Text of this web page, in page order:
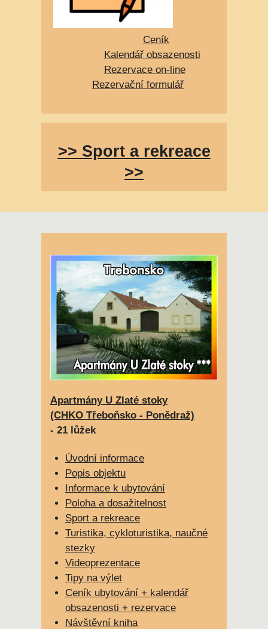
Ceník
Kalendář obsazenosti
Rezervace on-line
Rezervační formulář
>> Sport a rekreace
>>
Apartmány U Zlaté stoky
(CHKO Třeboňsko - Ponědraž)
- 21 lůžek
Úvodní informace
Popis objektu
Informace k ubytování
Poloha a dosažitelnost
Sport a rekreace
Turistika, cykloturistika, naučné
stezky
Videoprezentace
Tipy na výlet
Ceník ubytování + kalendář
obsazenosti + rezervace
Návštěvní kniha